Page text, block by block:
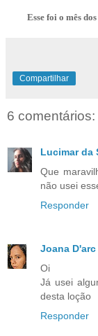
Esse foi o mês
Compartilhar
6 comentários:
Lucimar da
Que
não usei
Responder
Joana D'arc
Oi
Já usei
desta loção
Responder